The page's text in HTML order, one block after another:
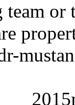
team or